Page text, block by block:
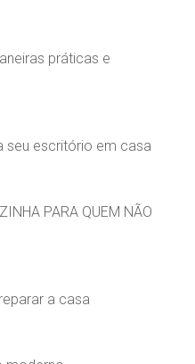
práticas e
seu escritório em casa
PARA QUEM NÃO
a casa